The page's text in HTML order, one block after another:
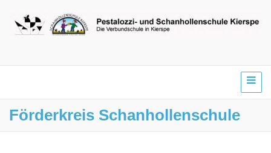
Förderkreis Schanhollenschule